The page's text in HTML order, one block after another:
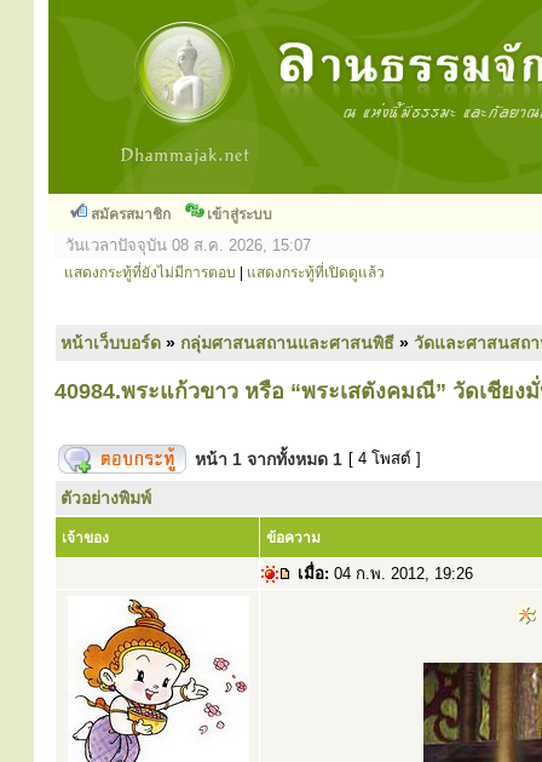
สมัครสมาชิก เข้าสู่ระบบ
วันเวลาปัจจุบัน 08 ส.ค. 2026, 15:07
แสดงกระทู้ที่ยังไม่มีการตอบ แสดงกระทู้ที่เปิดดูแล้ว
หน้าเว็บบอร์ด » กลุ่มศาสนสถานและศาสนพิธี » วัดและศาสนสถ
40984.พระแก้วขาว หรือ “พระเสตังคมณี” วัดเชียง
หน้า 1 จากทั้งหมด 1 [ 4 โพสต์ ]
ตัวอย่างพิมพ์
เจ้าของ ข้อความ
เมื่อ: 04 ก.พ. 2012, 19:26